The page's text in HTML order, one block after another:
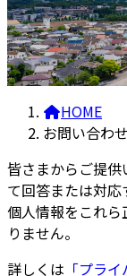
HOME
お問い合わせ
皆さまからご提
て回答または対
個人情報をこれ
りません。
詳しくは 「プラ